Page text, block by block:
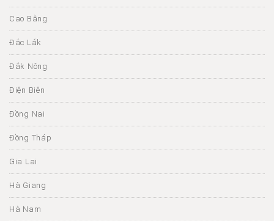
Cao Bằng
Đắc Lắk
Đắk Nông
Điện Biên
Đồng Nai
Đồng Tháp
Gia Lai
Hà Giang
Hà Nam